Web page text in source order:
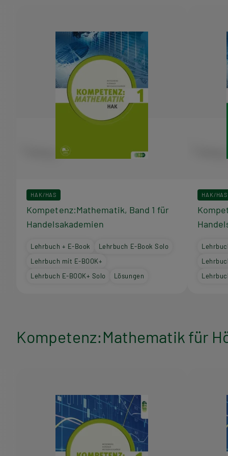
HAK/HAS
Kompetenz:Mathematik, Band 1 für
Handelsakademien
Lehrbuch + E-Book
Lehrbuch E-Book Solo
Lehrbuch mit E-BOOK+
Lehrbuch E-BOOK+ Solo
Lösungen
HAK/HAS
Kompetenz:Mathematik für